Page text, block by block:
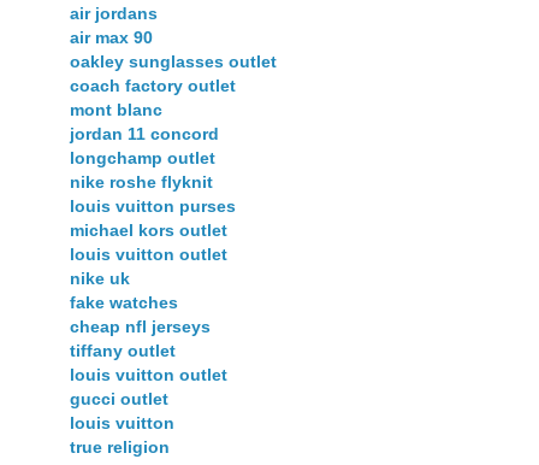
air jordans
air max 90
oakley sunglasses outlet
coach factory outlet
mont blanc
jordan 11 concord
longchamp outlet
nike roshe flyknit
louis vuitton purses
michael kors outlet
louis vuitton outlet
nike uk
fake watches
cheap nfl jerseys
tiffany outlet
louis vuitton outlet
gucci outlet
louis vuitton
true religion